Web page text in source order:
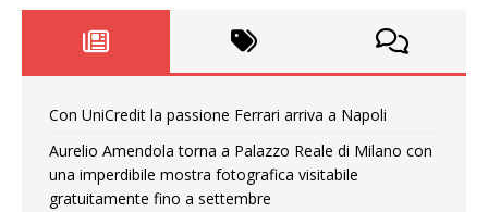
Con UniCredit la passione Ferrari arriva a Napoli
Aurelio Amendola torna a Palazzo Reale di Milano con
una imperdibile mostra fotografica visitabile
gratuitamente fino a settembre